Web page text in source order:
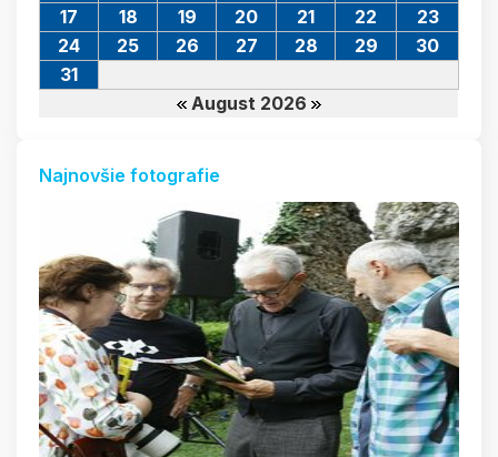
August 2026
17
18 19 20 21 22
23
24
25 26 27 28 29
30
31
Najnovšie fotografie